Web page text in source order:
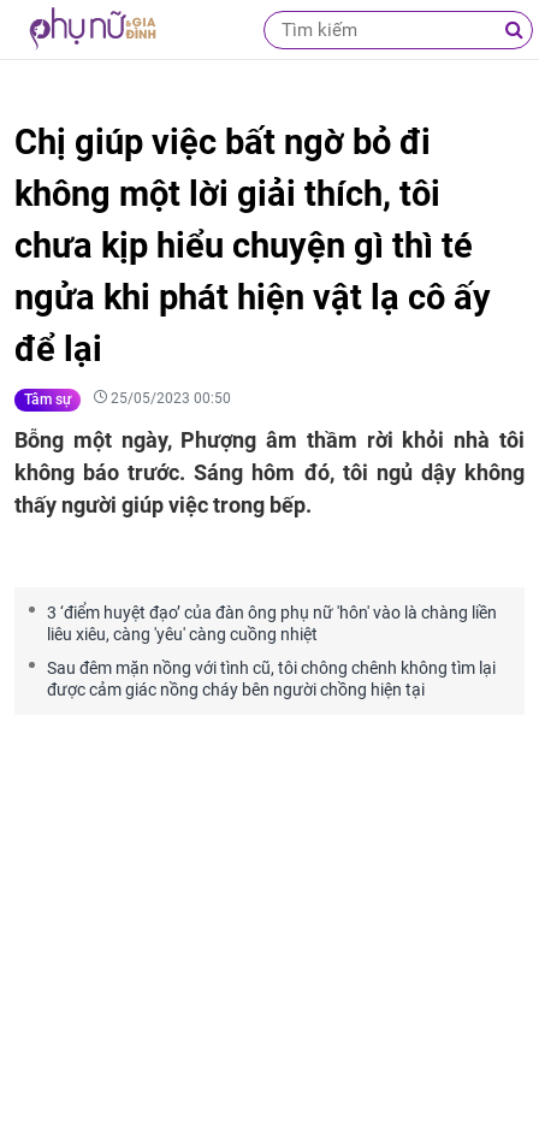
Chị giúp việc bất ngờ bỏ đi
không một lời giải thích, tôi
chưa kịp hiểu chuyện gì thì té
ngửa khi phát hiện vật lạ cô ấy
để lại
Tâm sự 25/05/2023 00:50
Bỗng một ngày, Phượng âm thầm rời khỏi nhà tôi
không báo trước. Sáng hôm đó, tôi ngủ dậy không
thấy người giúp việc trong bếp.
3 ‘điểm huyệt đạo’ của đàn ông phụ nữ 'hôn' vào là chàng liền
liêu xiêu, càng 'yêu' càng cuồng nhiệt
Sau đêm mặn nồng với tình cũ, tôi chông chênh không tìm lại
được cảm giác nồng cháy bên người chồng hiện tại